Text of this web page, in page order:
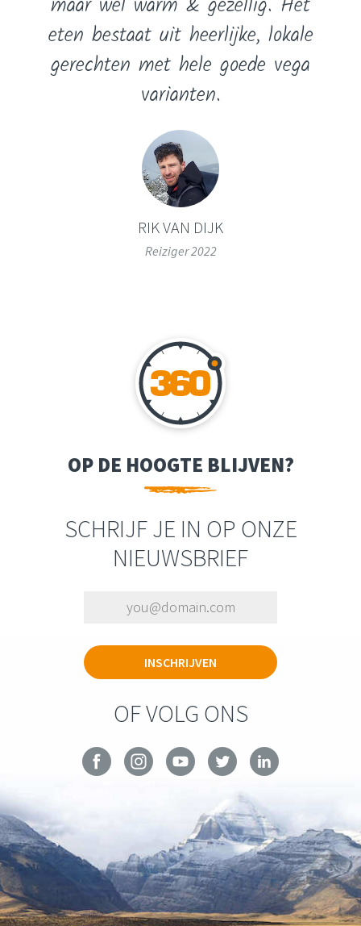
eten bestaat uit heerlijke, lokale
gerechten met hele goede vega
varianten.
RIK VAN DIJK
Reiziger 2022
OP DE HOOGTE BLIJVEN?
SCHRIJF JE IN OP ONZE
NIEUWSBRIEF
OF VOLG ONS